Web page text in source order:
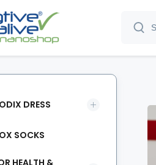
DRESS
SOCKS
HEALTH &